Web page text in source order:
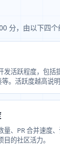
分，由以下四个
发活跃程度，包括
。活跃度越高说
量、PR 合并速度
的社区活力。